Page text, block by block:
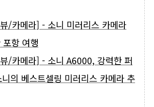
/카메라] - 소니 미러리스 카메라
항 여행
/카메라] - 소니 A6000, 강력한 퍼
의 베스트셀링 미러리스 카메라 추